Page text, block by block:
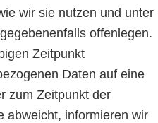
wir sie nutzen und unter
offenlegen.
Zeitpunkt
Daten auf eine
zum Zeitpunkt der
abweicht, informieren wir